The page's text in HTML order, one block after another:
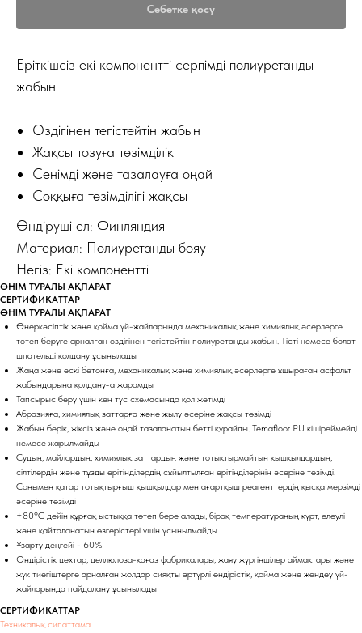
Себетке қосу
Еріткішсіз екі компонентті серпімді полиуретанды
жабын
Өздігінен тегістейтін жабын
Жақсы тозуға төзімділік
Сенімді және тазалауға оңай
Соққыға төзімділігі жақсы
Өндіруші ел: Финляндия
Материал: Полиуретанды бояу
Негіз: Екі компонентті
ӨНІМ ТУРАЛЫ АҚПАРАТ
СЕРТИФИКАТТАР
ӨНІМ ТУРАЛЫ АҚПАРАТ
Өнеркәсіптік және қойма үй-жайларында механикалық және химиялық әсерлерге
төтеп беруге арналған өздігінен тегістейтін полиуретанды жабын. Тісті немесе болат
шпательді қолдану ұсынылады
Жаңа және ескі бетонға, механикалық және химиялық әсерлерге ұшыраған асфальт
жабындарына қолдануға жарамды
Тапсырыс беру үшін кең түс схемасында қол жетімді
Абразияға, химиялық заттарға және жылу әсеріне жақсы төзімді
Жабын берік, жіксіз және оңай тазаланатын бетті құрайды. Temafloor PU кішіреймейді
немесе жарылмайды
Судың, майлардың, химиялық заттардың және тотықтырмайтын қышқылдардың,
сілтілердің және тұзды ерітінділердің сұйылтылған ерітінділерінің әсеріне төзімді.
Сонымен қатар тотықтырғыш қышқылдар мен ағартқыш реагенттердің қысқа мерзімді
әсеріне төзімді
+80ºС дейін құрғақ ыстыққа төтеп бере алады, бірақ температураның күрт, елеулі
және қайталанатын өзгерістері үшін ұсынылмайды
Ұзарту деңгейі - 60%
Өндірістік цехтар, целлюлоза-қағаз фабрикалары, жаяу жүргіншілер аймақтары және
жүк тиегіштерге арналған жолдар сияқты әртүрлі өндірістік, қойма және жөндеу үй-
жайларында пайдалану ұсынылады
СЕРТИФИКАТТАР
Техникалық сипаттама